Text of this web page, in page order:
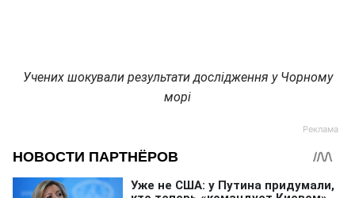
Учених шокували результати дослідження у Чорному
морі